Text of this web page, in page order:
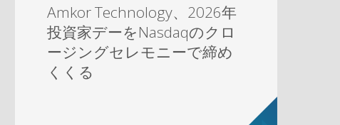
Amkor Technology、2026年
投資家デーをNasdaqのクロ
ージングセレモニーで締め
くくる